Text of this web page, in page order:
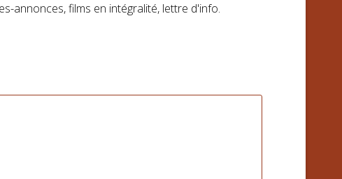
annonces, films en intégralité, lettre d'info.